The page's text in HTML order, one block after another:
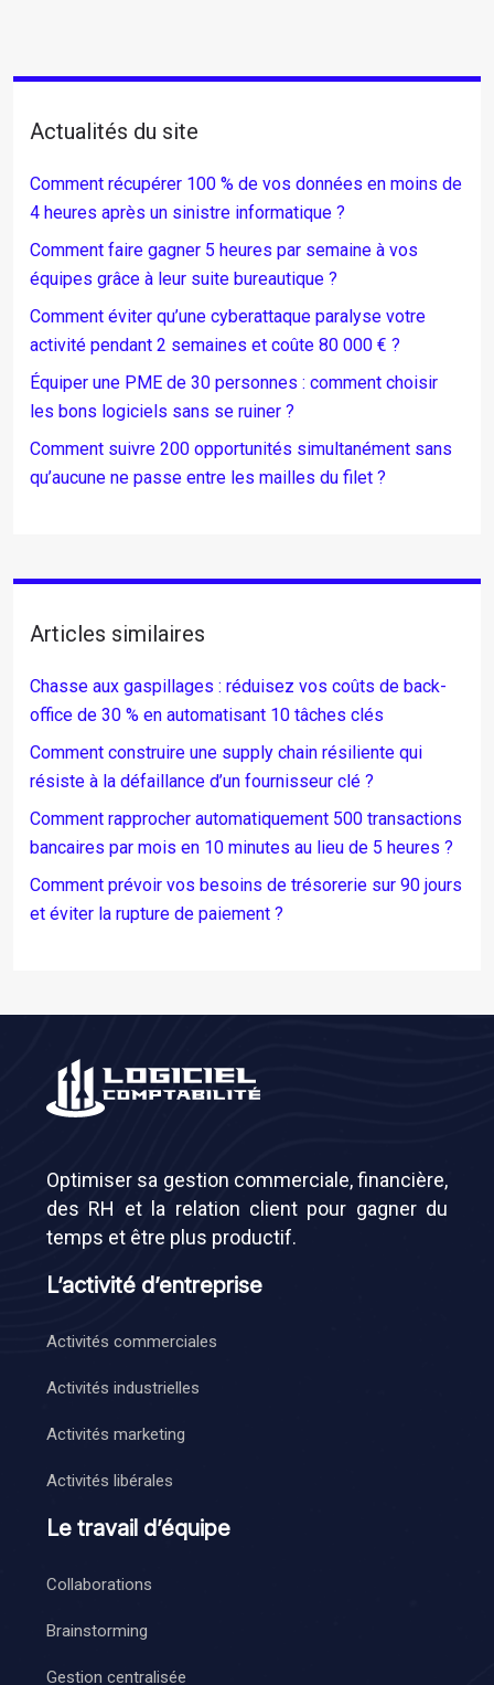
Actualités du site
Comment récupérer 100 % de vos données en moins de
4 heures après un sinistre informatique ?
Comment faire gagner 5 heures par semaine à vos
équipes grâce à leur suite bureautique ?
Comment éviter qu’une cyberattaque paralyse votre
activité pendant 2 semaines et coûte 80 000 € ?
Équiper une PME de 30 personnes : comment choisir
les bons logiciels sans se ruiner ?
Comment suivre 200 opportunités simultanément sans
qu’aucune ne passe entre les mailles du filet ?
Articles similaires
Chasse aux gaspillages : réduisez vos coûts de back-
office de 30 % en automatisant 10 tâches clés
Comment construire une supply chain résiliente qui
résiste à la défaillance d’un fournisseur clé ?
Comment rapprocher automatiquement 500 transactions
bancaires par mois en 10 minutes au lieu de 5 heures ?
Comment prévoir vos besoins de trésorerie sur 90 jours
et éviter la rupture de paiement ?
Optimiser sa gestion commerciale, financière,
des RH et la relation client pour gagner du
temps et être plus productif.
L’activité d’entreprise
Activités commerciales
Activités industrielles
Activités marketing
Activités libérales
Le travail d’équipe
Collaborations
Brainstorming
Gestion centralisée